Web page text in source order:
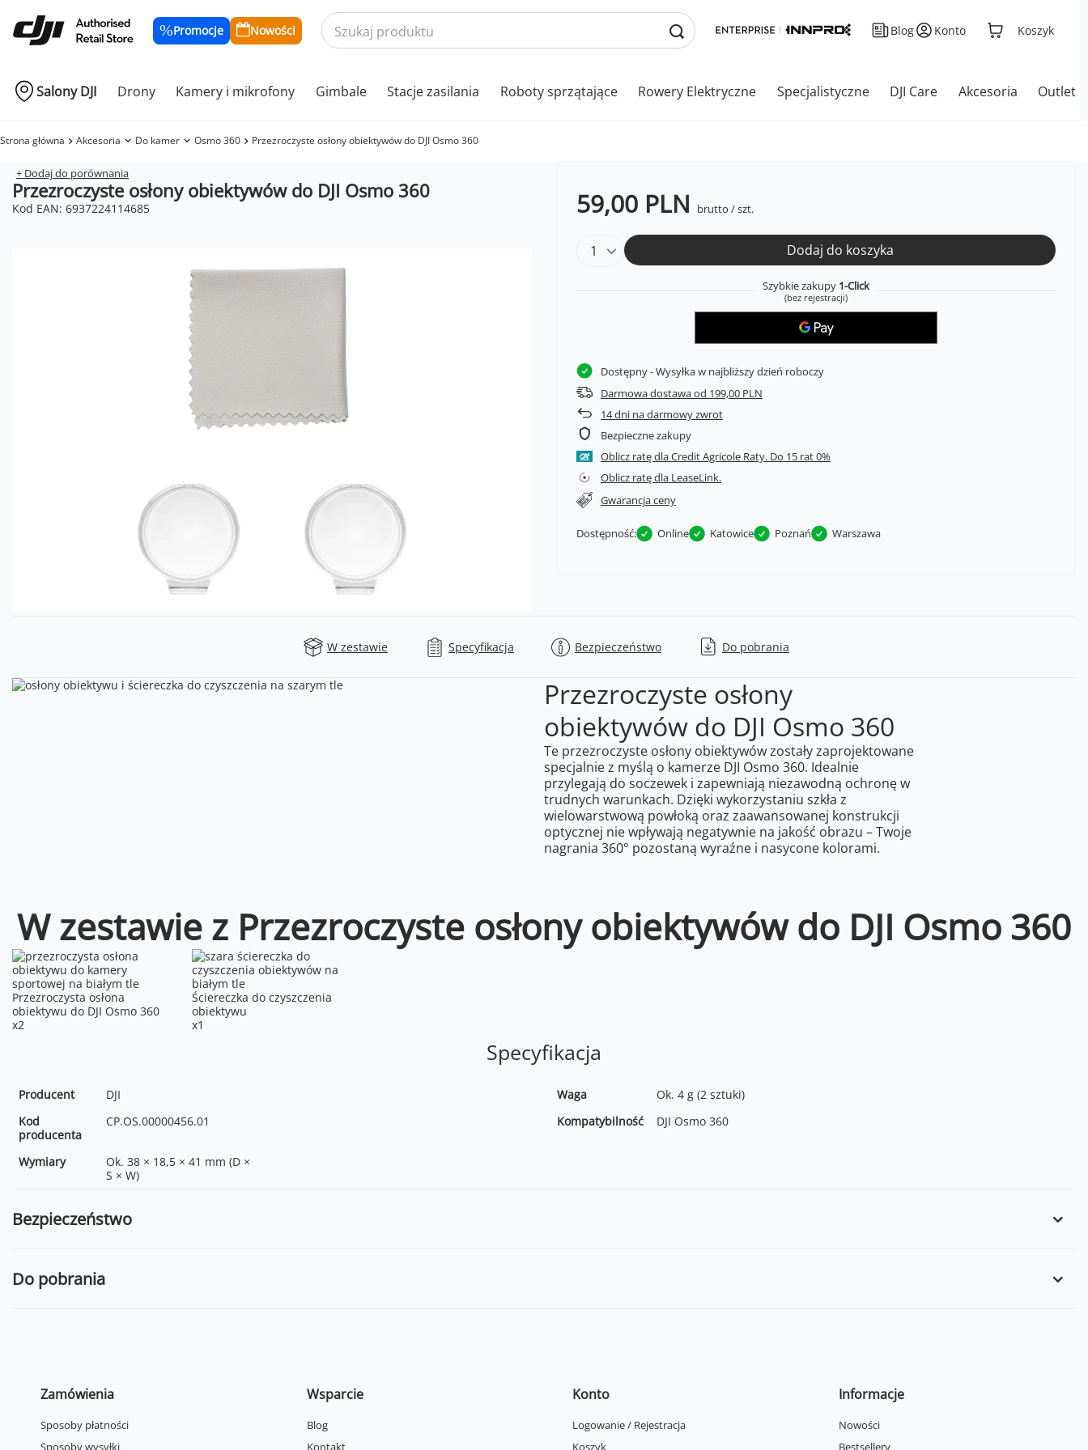
Promocje Nowości Blog Konto Koszyk
Salony DJI Drony Kamery i mikrofony Gimbale Stacje zasilania Roboty sprzątające Rowery Elektryczne Specjalistyczne DJI Care Akcesoria Outlet
Strona główna Akcesoria Do kamer Osmo 360 Przezroczyste osłony obiektywów do DJI Osmo 360
+ Dodaj do porównania
Przezroczyste osłony obiektywów do DJI Osmo 360
Kod EAN: 6937224114685 59,00 PLN brutto /szt.
Dodaj do koszyka
Szybkie zakupy 1-Click
(bez rejestracji)
Dostępny- Wysyłka w najbliższy dzień roboczy
Darmowa dostawa od 199,00 PLN
14dni na darmowy zwrot
Bezpieczne zakupy
Oblicz ratę dla Credit Agricole Raty.
Oblicz ratę dla LeaseLink.
Gwarancja ceny
Dostępność: Online Katowice Poznań Warszawa
W zestawie Specyfikacja Bezpieczeństwo Do pobrania
Przezroczyste osłony
obiektywów do DJI Osmo 360
Te przezroczyste osłony obiektywów zostały zaprojektowane
specjalnie z myślą o kamerze DJI Osmo 360. Idealnie
przylegają do soczewek i zapewniają niezawodną ochronę w
trudnych warunkach. Dzięki wykorzystaniu szkła z
wielowarstwową powłoką oraz zaawansowanej konstrukcji
optycznej nie wpływają negatywnie na jakość obrazu – Twoje
nagrania 360° pozostaną wyraźne i nasycone kolorami.
W zestawie z Przezroczyste osłony obiektywów do DJI Osmo 360
Przezroczysta osłona
obiektywu do DJI Osmo 360
x2
Ściereczka do czyszczenia
obiektywu
x1
Specyfikacja
Producent
DJI
Kod
producenta
CP.OS.00000456.01
Wymiary
Ok. 38 × 18,5 × 41 mm (D ×
S × W)
Waga
Ok. 4 g (2 sztuki)
Kompatybilność
DJI Osmo 360
Bezpieczeństwo
Do pobrania
Zamówienia
Sposoby płatności
Sposoby wysyłki
Wsparcie
Blog
Kontakt
Konto
Logowanie / Rejestracja
Koszyk
Informacje
Nowości
Bestsellery